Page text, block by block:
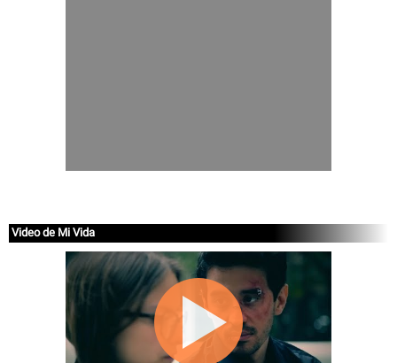
Video de Mi Vida